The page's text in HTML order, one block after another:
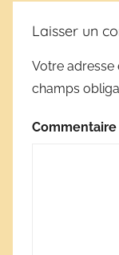
Laisser un
Votre adresse
champs
Commentaire